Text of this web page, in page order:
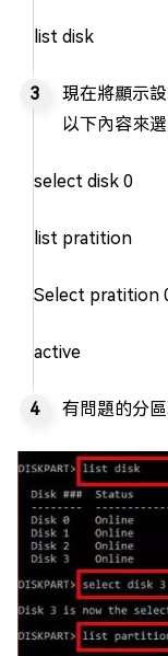
list disk
現在將顯示
以下內容來
select disk 0
list pratition
Select pratition
active
有問題的分